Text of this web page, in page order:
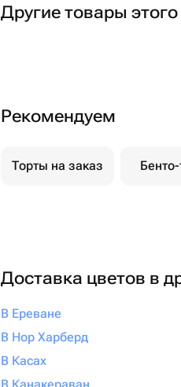
Другие товары
Рекомендуем
Торты на заказ
Доставка цветов в
В Ереване
В Нор Харберд
В Касах